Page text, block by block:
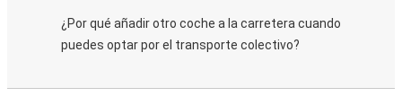
¿Por qué añadir otro coche a la carretera cuando
puedes optar por el transporte colectivo?